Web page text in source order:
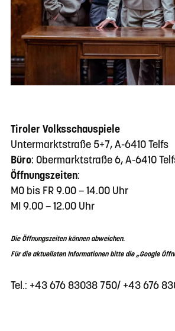
Tiroler Volksschauspiele
Untermarktstraße 5+7, A-6410 Telfs
Büro: Obermarktstraße 6, A-6410
Öffnungszeiten:
MO bis FR 9.00 – 14.00 Uhr
MI 9.00 – 12.00 Uhr
Die Öffnungszeiten können abweichen.
Für die aktuellsten Informationen bitte die „Google
Tel.: +43 676 83038 750/ +43 676